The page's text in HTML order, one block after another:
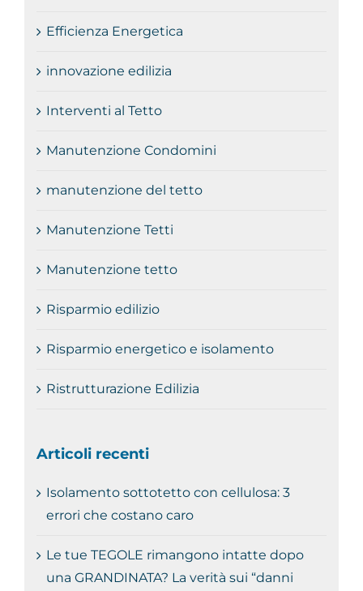
Efficienza Energetica
innovazione edilizia
Interventi al Tetto
Manutenzione Condomini
manutenzione del tetto
Manutenzione Tetti
Manutenzione tetto
Risparmio edilizio
Risparmio energetico e isolamento
Ristrutturazione Edilizia
Articoli recenti
Isolamento sottotetto con cellulosa: 3
errori che costano caro
Le tue TEGOLE rimangono intatte dopo
una GRANDINATA? La verità sui “danni